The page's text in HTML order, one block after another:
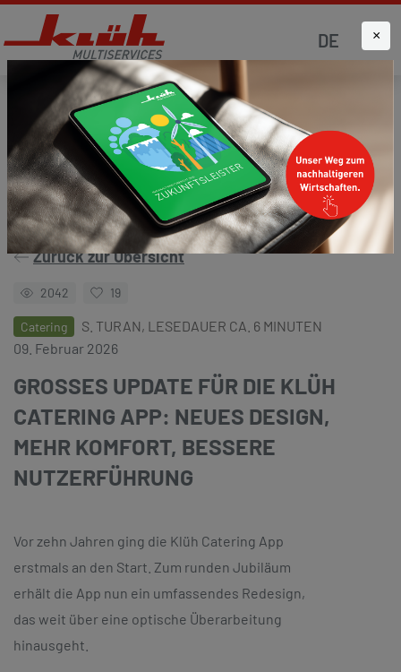
DE
Startseite Aktuelles Klüh4all
Zurück zur Übersicht
2042 19
Catering
S. TURAN, LESEDAUER CA. 6 MINUTEN
09. Februar 2026
GROSSES UPDATE FÜR DIE KLÜH C
ATERING APP: NEUES DESIGN, M
EHR KOMFORT, BESSERE N
UTZERFÜHRUNG
Vor zehn Jahren ging die Klüh Catering App
erstmals an den Start. Zum runden Jubiläum
erhält die App nun ein umfassendes Redesign,
das weit über eine optische Überarbeitung
hinausgeht.
×